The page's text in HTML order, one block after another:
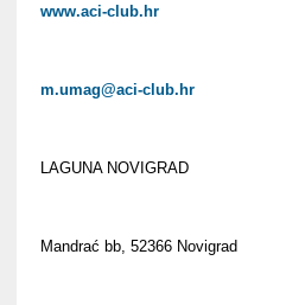
www.aci-club.hr
m.umag@aci-club.hr
LAGUNA NOVIGRAD
Mandrać bb, 52366 Novigrad